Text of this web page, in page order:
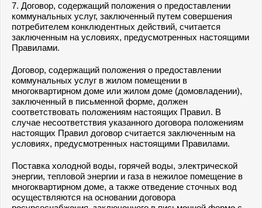
7. Договор, содержащий положения о предоставлении
коммунальных услуг, заключенный путем совершения
потребителем конклюдентных действий, считается
заключенным на условиях, предусмотренных настоящими
Правилами.
Договор, содержащий положения о предоставлении
коммунальных услуг в жилом помещении в
многоквартирном доме или жилом доме (домовладении),
заключенный в письменной форме, должен
соответствовать положениям настоящих Правил. В
случае несоответствия указанного договора положениям
настоящих Правил договор считается заключенным на
условиях, предусмотренных настоящими Правилами.
Поставка холодной воды, горячей воды, электрической
энергии, тепловой энергии и газа в нежилое помещение в
многоквартирном доме, а также отведение сточных вод
осуществляются на основании договора